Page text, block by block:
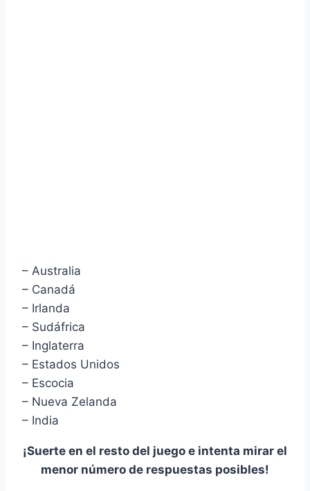
– Australia
– Canadá
– Irlanda
– Sudáfrica
– Inglaterra
– Estados Unidos
– Escocia
– Nueva Zelanda
– India
¡Suerte en el resto del juego e intenta mirar el
menor número de respuestas posibles!